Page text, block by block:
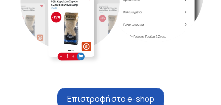
Επιστροφή στο e-shop